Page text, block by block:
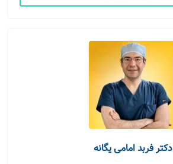
دکتر فربد امامی یگانه